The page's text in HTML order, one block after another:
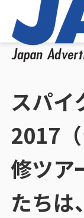
スパイ
2017
修ツア
たちは